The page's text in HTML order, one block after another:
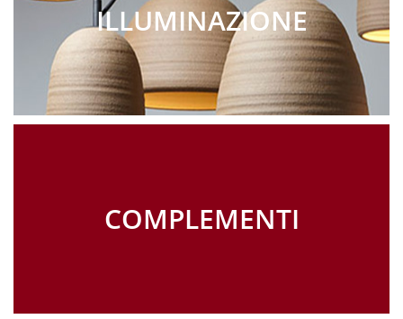
ILLUMINAZIONE
COMPLEMENTI